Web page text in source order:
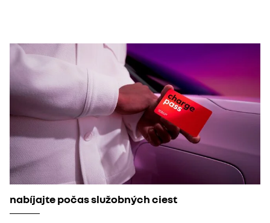
nabíjajte počas služobných ciest